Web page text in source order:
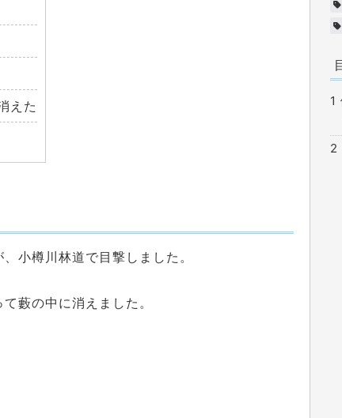
えた
小樽川林道で目撃しました。
藪の中に消えました。
1
2